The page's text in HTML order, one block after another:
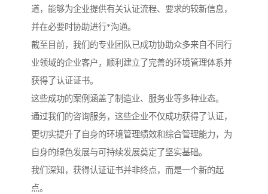
道，能够为企业提供有关认证流程、要求的较新信息，
并在必要时协助进行*沟通。
截至目前，我们的专业团队已成功协助众多来自不同行
业领域的企业客户，顺利建立了完善的环境管理体系并
获得了认证证书。
这些成功的案例涵盖了制造业、服务业等多种业态。
通过我们的咨询服务，这些企业不仅成功获得了认证，
更切实提升了自身的环境管理绩效和综合管理能力，为
自身的绿色发展与可持续发展奠定了坚实基础。
我们深知，获得认证证书并非终点，而是一个新的起
点。